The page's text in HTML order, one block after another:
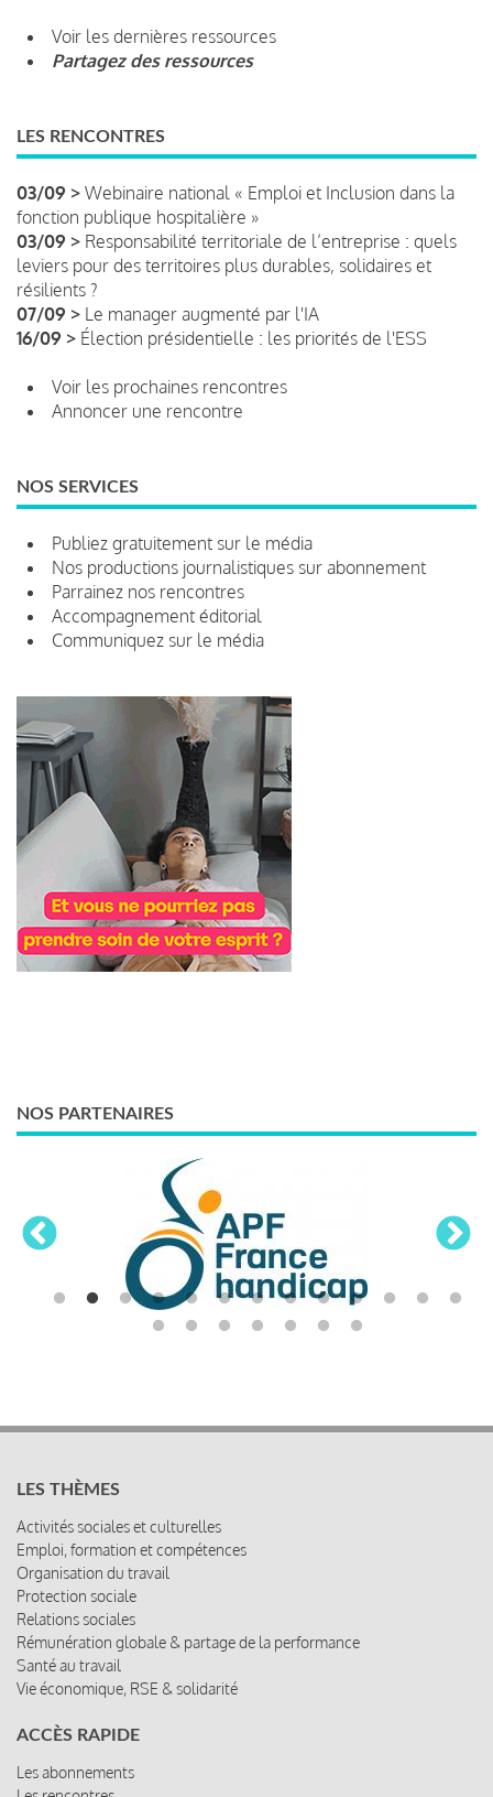
Voir les dernières ressources
Partagez des ressources
LES RENCONTRES
03/09 > Webinaire national « Emploi et Inclusion dans la
fonction publique hospitalière »
03/09 > Responsabilité territoriale de l’entreprise : quels
leviers pour des territoires plus durables, solidaires et
résilients ?
07/09 > Le manager augmenté par l'IA
16/09 > Élection présidentielle : les priorités de l'ESS
Voir les prochaines rencontres
Annoncer une rencontre
NOS SERVICES
Publiez gratuitement sur le média
Nos productions journalistiques sur abonnement
Parrainez nos rencontres
Accompagnement éditorial
Communiquez sur le média
NOS PARTENAIRES
LES THÈMES
Activités sociales et culturelles
Emploi, formation et compétences
Organisation du travail
Protection sociale
Relations sociales
Rémunération globale & partage de la performance
Santé au travail
Vie économique, RSE & solidarité
ACCÈS RAPIDE
Les abonnements